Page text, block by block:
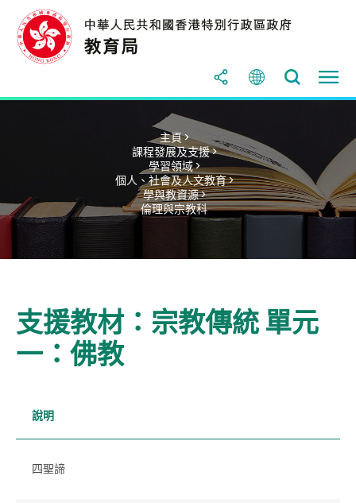
主頁 >
課程發展及支援 >
學習領域 >
個人、社會及人文教育 >
學與教資源 >
倫理與宗教科
支援教材：宗教傳統 單元
一：佛教
說明
四聖諦